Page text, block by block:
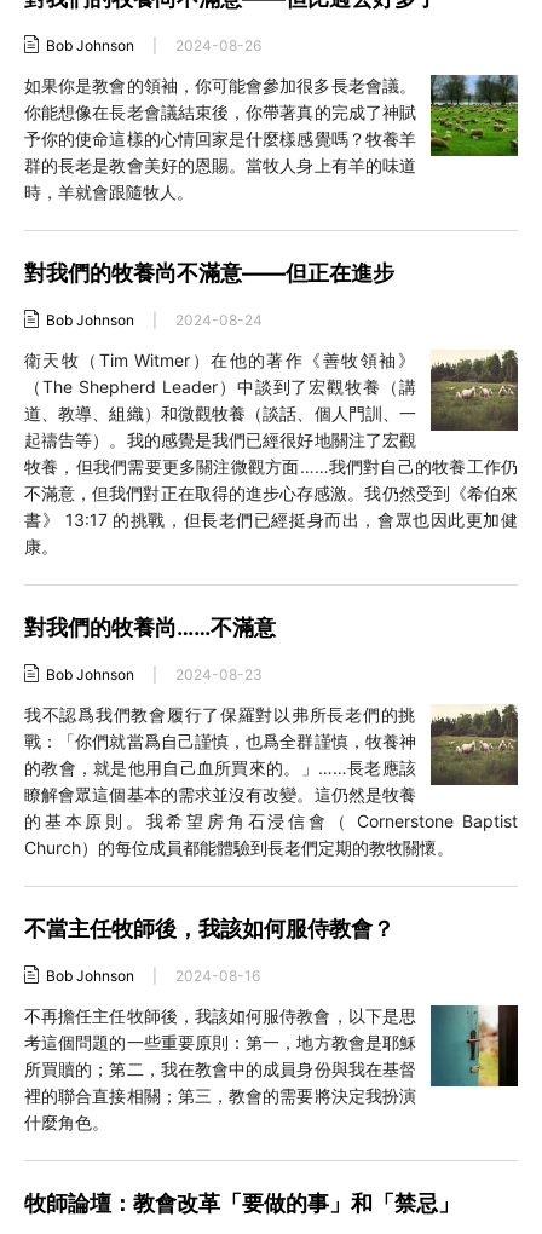
Bob Johnson 2024-08-26
如果你是教會的領袖，你可能會參加很多長老會議。
你能想像在長老會議結束後，你帶著真的完成了神賦
予你的使命這樣的心情回家是什麼樣感覺嗎？牧養羊
群的長老是教會美好的恩賜。當牧人身上有羊的味道
時，羊就會跟隨牧人。
對我們的牧養尚不滿意——但正在進步
Bob Johnson 2024-08-24
衛天牧（Tim Witmer）在他的著作《善牧領袖》
（The Shepherd Leader）中談到了宏觀牧養（講
道、教導、組織）和微觀牧養（談話、個人門訓、一
起禱告等）。我的感覺是我們已經很好地關注了宏觀
牧養，但我們需要更多關注微觀方面……我們對自己的牧養工作仍
不滿意，但我們對正在取得的進步心存感激。我仍然受到《希伯來
書》 13:17 的挑戰，但長老們已經挺身而出，會眾也因此更加健
康。
對我們的牧養尚……不滿意
Bob Johnson 2024-08-23
我不認爲我們教會履行了保羅對以弗所長老們的挑
戰：「你們就當爲自己謹慎，也爲全群謹慎，牧養神
的教會，就是他用自己血所買來的。」……長老應該
瞭解會眾這個基本的需求並沒有改變。這仍然是牧養
的基本原則。我希望房角石浸信會（ Cornerstone Baptist
Church）的每位成員都能體驗到長老們定期的教牧關懷。
不當主任牧師後，我該如何服侍教會？
Bob Johnson 2024-08-16
不再擔任主任牧師後，我該如何服侍教會，以下是思
考這個問題的一些重要原則：第一，地方教會是耶穌
所買贖的；第二，我在教會中的成員身份與我在基督
裡的聯合直接相關；第三，教會的需要將決定我扮演
什麼角色。
牧師論壇：教會改革「要做的事」和「禁忌」